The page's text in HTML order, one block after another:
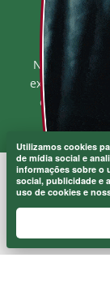
Utilizamos cookies
de mídia social e
informações sobre o
social, publicidade e
uso de cookies e
Na Loja
exclusivos
orgulho e
mostre a
MF
Rua Jose de
Atendimento ao
Atendimento de